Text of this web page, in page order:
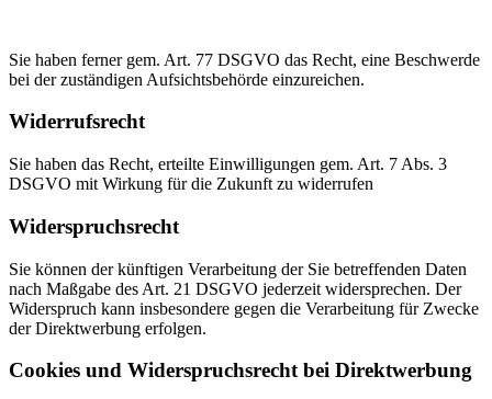
Sie haben ferner gem. Art. 77 DSGVO das Recht, eine Beschwerde
bei der zuständigen Aufsichtsbehörde einzureichen.
Widerrufsrecht
Sie haben das Recht, erteilte Einwilligungen gem. Art. 7 Abs. 3
DSGVO mit Wirkung für die Zukunft zu widerrufen
Widerspruchsrecht
Sie können der künftigen Verarbeitung der Sie betreffenden Daten
nach Maßgabe des Art. 21 DSGVO jederzeit widersprechen. Der
Widerspruch kann insbesondere gegen die Verarbeitung für Zwecke
der Direktwerbung erfolgen.
Cookies und Widerspruchsrecht bei Direktwerbung